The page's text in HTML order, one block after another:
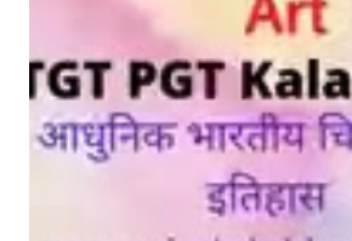
हैं* A 27 मार्च✅ B 18 अपैल C 28 मार्च D 19
कब मनाया जाता हैं* A 27 दिसम्बर B 18 अपैल C 8
11*विश्व कठपुतली दिवस कब मनाया जाता हैं* A 13